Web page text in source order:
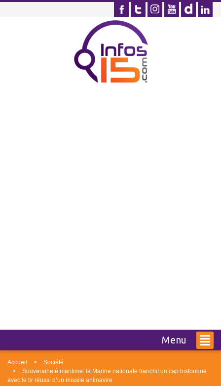
Menu
Accueil
Société
Souveraineté maritime: la Marine nationale franchit un cap historique
avec le tir réussi d’un missile antinavire